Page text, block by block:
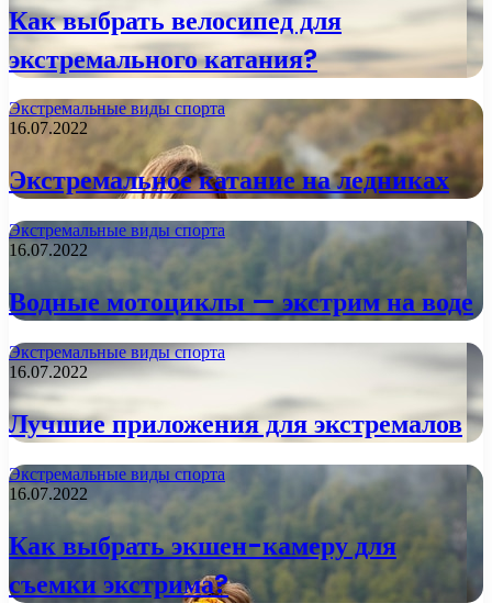
Как выбрать велосипед для
экстремального катания?
Экстремальные виды спорта
16.07.2022
Экстремальное катание на ледниках
Экстремальные виды спорта
16.07.2022
Водные мотоциклы — экстрим на воде
Экстремальные виды спорта
16.07.2022
Лучшие приложения для экстремалов
Экстремальные виды спорта
16.07.2022
Как выбрать экшен-камеру для
съемки экстрима?